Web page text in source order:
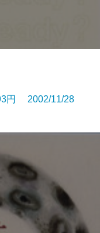
円 2002/11/28